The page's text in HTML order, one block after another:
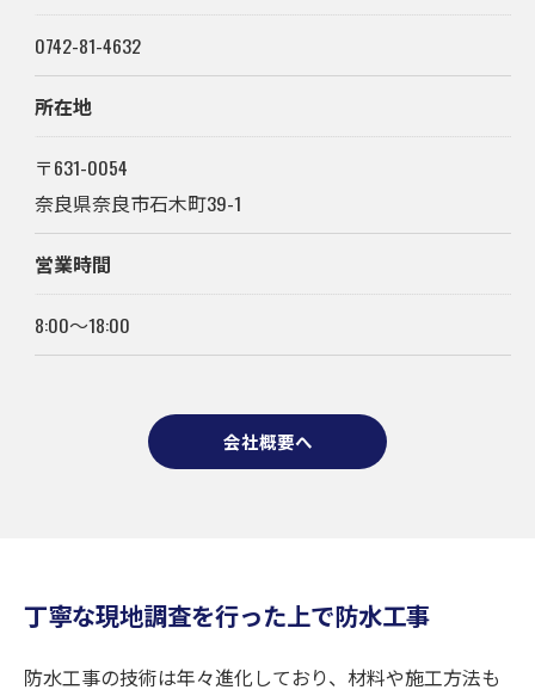
0742-81-4632
所在地
〒631-0054
奈良県奈良市石木町39-1
営業時間
8:00～18:00
会社概要へ
丁寧な現地調査を行った上で防水工事
防水工事の技術は年々進化しており、材料や施工方法も